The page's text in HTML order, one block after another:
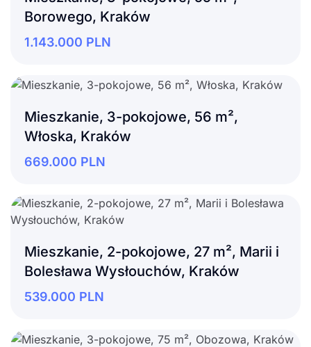
Borowego, Kraków
1.143.000 PLN
Mieszkanie, 3-pokojowe, 56 m²,
Włoska, Kraków
669.000 PLN
Mieszkanie, 2-pokojowe, 27 m², Marii i
Bolesława Wysłouchów, Kraków
539.000 PLN